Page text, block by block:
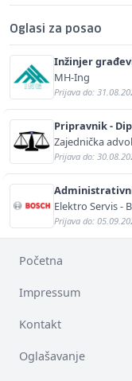
Oglasi za posao
Inžinjer
MH-Ing
Prijava do:
Pripravnik -
Zajednička
Kurtović
Prijava do:
Elektro Servis -
Prijava do:
Početna
Impressum
Kontakt
Oglašavanje